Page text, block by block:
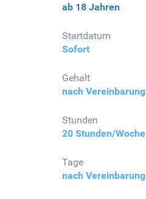
ab 18 Jahren
Startdatum
Sofort
Gehalt
nach Vereinbarung
Stunden
20 Stunden/Woche
Tage
nach Vereinbarung